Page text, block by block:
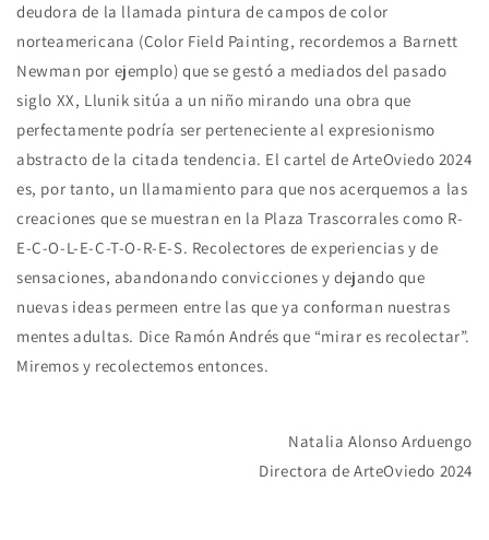
deudora de la llamada pintura de campos de color
norteamericana (Color Field Painting, recordemos a Barnett
Newman por ejemplo) que se gestó a mediados del pasado
siglo XX, Llunik sitúa a un niño mirando una obra que
perfectamente podría ser perteneciente al expresionismo
abstracto de la citada tendencia. El cartel de ArteOviedo 2024
es, por tanto, un llamamiento para que nos acerquemos a las
creaciones que se muestran en la Plaza Trascorrales como R-
E-C-O-L-E-C-T-O-R-E-S. Recolectores de experiencias y de
sensaciones, abandonando convicciones y dejando que
nuevas ideas permeen entre las que ya conforman nuestras
mentes adultas. Dice Ramón Andrés que “mirar es recolectar”.
Miremos y recolectemos entonces.
Natalia Alonso Arduengo
Directora de ArteOviedo 2024